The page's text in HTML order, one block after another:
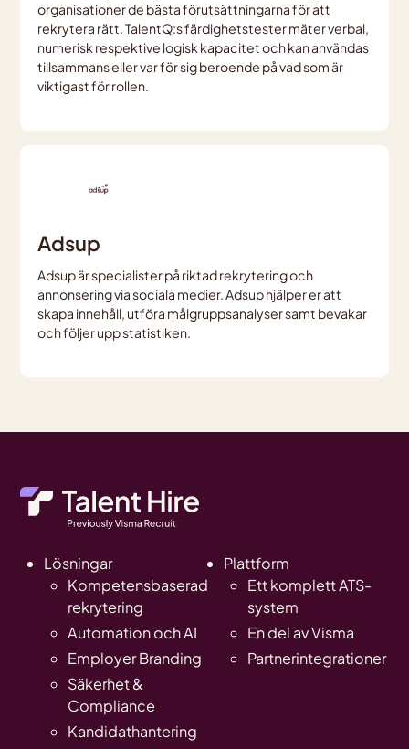
organisationer de bästa förutsättningarna för att
rekrytera rätt. TalentQ:s färdighetstester mäter verbal,
numerisk respektive logisk kapacitet och kan användas
tillsammans eller var för sig beroende på vad som är
viktigast för rollen.
Adsup
Adsup är specialister på riktad rekrytering och
annonsering via sociala medier. Adsup hjälper er att
skapa innehåll, utföra målgruppsanalyser samt bevakar
och följer upp statistiken.
Lösningar
Kompetensbaserad
rekrytering
Automation och AI
Employer Branding
Säkerhet &
Compliance
Kandidathantering
Plattform
Ett komplett ATS-
system
En del av Visma
Partnerintegrationer